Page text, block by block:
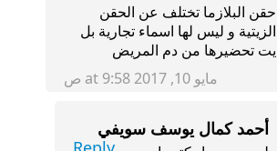
حقن البلازما تختلف عن الحقن
الزيتية و ليس لها اسماء تجارية بل
يت تحضيرها من دم المريض
مايو 10, 2017 at 9:58 ص
أحمد كمال يوسف سويفي